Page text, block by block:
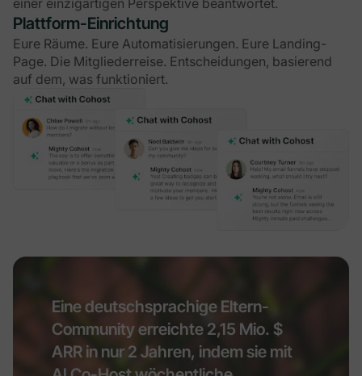
einer einzigartigen Perspektive beantwortet.
Plattform-Einrichtung
Eure Räume. Eure Automatisierungen. Eure Landing-
Page. Die Mitgliederreise. Entscheidungen, basierend
auf dem, was funktioniert.
Eine deutschsprachige Eltern-
Community erreichte 2,15 Mio. $
ARR in nur 2 Jahren, indem sie mit